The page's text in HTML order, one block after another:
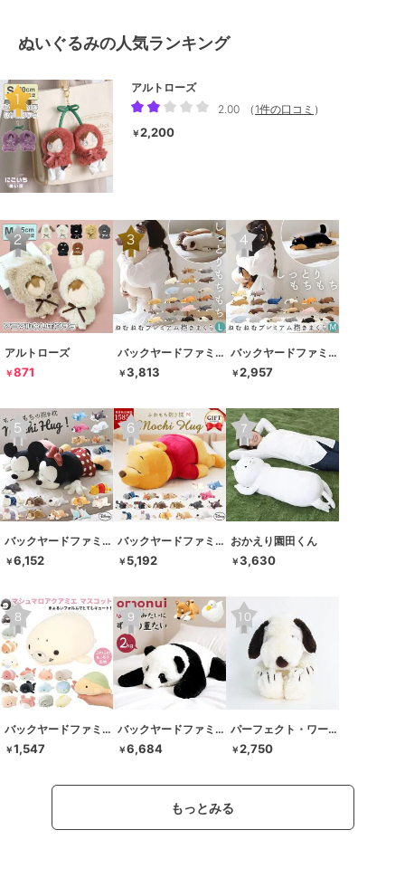
ぬいぐるみの人気ランキング
アルトローズ
2.00
（ 1件の口コミ ）
￥2,200
アルトローズ
￥871
バックヤードファミリー
￥3,813
バックヤードファミリー
￥2,957
バックヤードファミリー
￥6,152
バックヤードファミリー
￥ 5,192
おかえり園田くん
￥3,630
バックヤードファミリー
￥1,547
バックヤードファミリー
￥6,684
パーフェクト・ワールド・トーキョー
￥2,750
もっとみる